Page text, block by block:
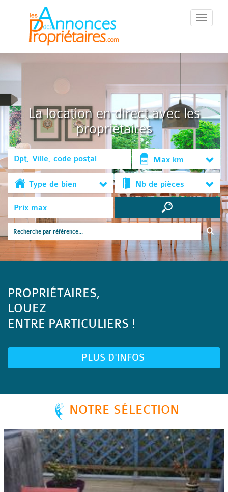
::Menu::
La location en direct avec les
propriétaires
Max km
Type de bien Nb de pièces
PROPRIÉTAIRES,
LOUEZ
ENTRE PARTICULIERS !
PLUS D'INFOS
NOTRE SÉLECTION